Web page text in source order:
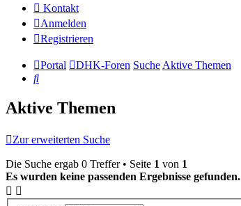
Kontakt
Anmelden
Registrieren
Portal DHK-Foren SucheAktive Themen
Suche
Aktive Themen
Zur erweiterten Suche
Die Suche ergab 0 Treffer • Seite 1 von 1
Es wurden keine passenden Ergebnisse gefunden.